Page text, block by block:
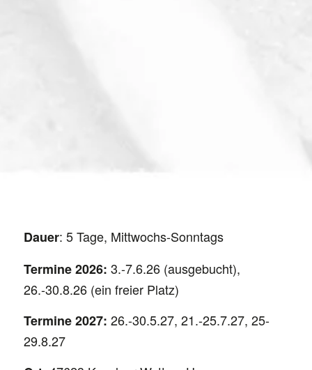
Dauer: 5 Tage, Mittwochs-Sonntags
Termine 2026: 3.-7.6.26 (ausgebucht),
26.-30.8.26 (ein freier Platz)
Termine 2027: 26.-30.5.27, 21.-25.7.27, 25-
29.8.27